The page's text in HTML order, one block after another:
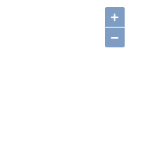
+
−